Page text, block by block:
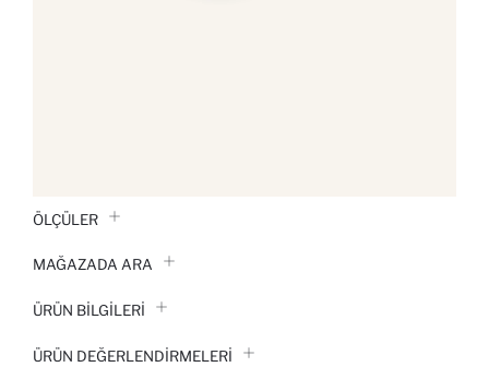
ÖLÇÜLER
MAĞAZADA ARA
ÜRÜN BILGILERI
ÜRÜN DEĞERLENDİRMELERİ